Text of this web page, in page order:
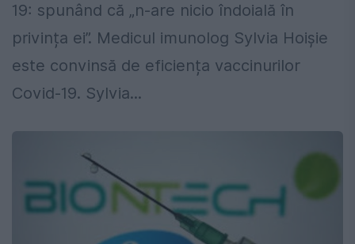
19: spunând că „n-are nicio îndoială în
privința ei”. Medicul imunolog Sylvia Hoișie
este convinsă de eficiența vaccinurilor
Covid-19. Sylvia...